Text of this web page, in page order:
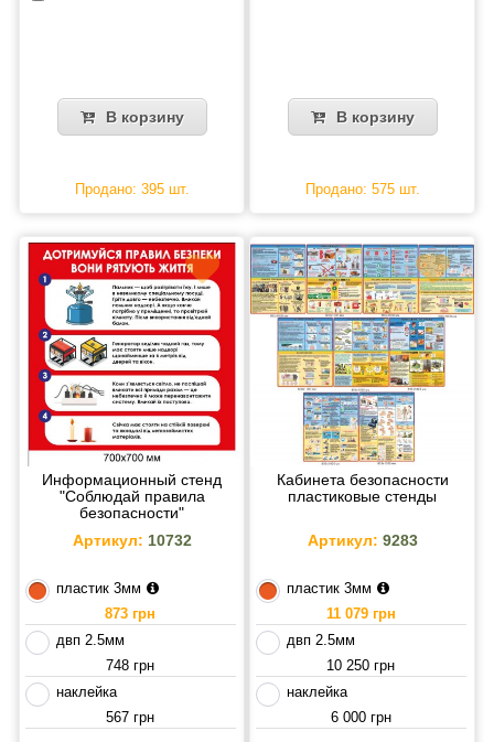
В корзину
Продано: 395 шт.
В корзину
Продано: 575 шт.
Информационный стенд
"Соблюдай правила
безопасности"
Артикул: 10732
пластик 3мм
873 грн
двп 2.5мм
748 грн
наклейка
567 грн
Кабинета безопасности
пластиковые стенды
Артикул: 9283
пластик 3мм
11 079 грн
двп 2.5мм
10 250 грн
наклейка
6 000 грн